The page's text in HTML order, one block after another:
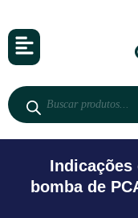
Indicações
bomba de